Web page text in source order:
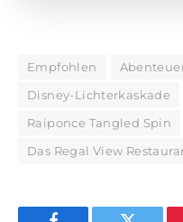
Empfohlen
Disney-Lichterkaskade
Raiponce Tangled Spin
Das Regal View